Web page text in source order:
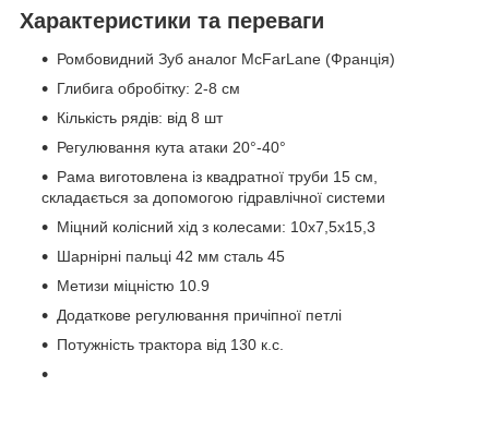
Характеристики та переваги
Ромбовидний Зуб аналог McFarLane (Франція)
Глибига обробітку: 2-8 см
Кількість рядів: від 8 шт
Регулювання кута атаки 20°-40°
Рама виготовлена із квадратної труби 15 см,
складається за допомогою гідравлічної системи
Міцний колісний хід з колесами: 10х7,5х15,3
Шарнірні пальці 42 мм сталь 45
Метизи міцністю 10.9
Додаткове регулювання причіпної петлі
Потужність трактора від 130 к.с.